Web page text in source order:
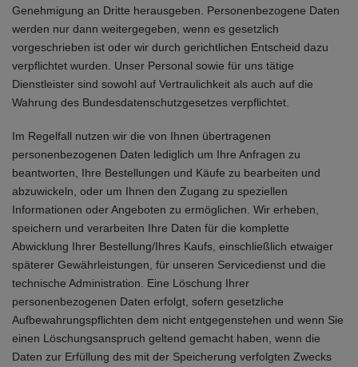
Genehmigung an Dritte herausgeben. Personenbezogene Daten
werden nur dann weitergegeben, wenn es gesetzlich
vorgeschrieben ist oder wir durch gerichtlichen Entscheid dazu
verpflichtet wurden. Unser Personal sowie für uns tätige
Dienstleister sind sowohl auf Vertraulichkeit als auch auf die
Wahrung des Bundesdatenschutzgesetzes verpflichtet.
Im Regelfall nutzen wir die von Ihnen übertragenen
personenbezogenen Daten lediglich um Ihre Anfragen zu
beantworten, Ihre Bestellungen und Käufe zu bearbeiten und
abzuwickeln, oder um Ihnen den Zugang zu speziellen
Informationen oder Angeboten zu ermöglichen. Wir erheben,
speichern und verarbeiten Ihre Daten für die komplette
Abwicklung Ihrer Bestellung/Ihres Kaufs, einschließlich etwaiger
späterer Gewährleistungen, für unseren Servicedienst und die
technische Administration. Eine Löschung Ihrer
personenbezogenen Daten erfolgt, sofern gesetzliche
Aufbewahrungspflichten dem nicht entgegenstehen und wenn Sie
einen Löschungsanspruch geltend gemacht haben, wenn die
Daten zur Erfüllung des mit der Speicherung verfolgten Zwecks